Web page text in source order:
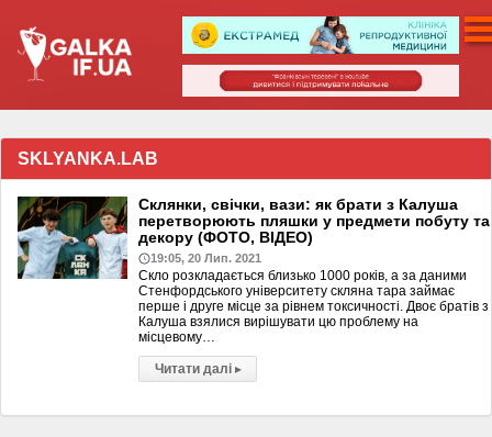
SKLYANKA.LAB
Склянки, свічки, вази: як брати з Калуша
перетворюють пляшки у предмети побуту та
декору (ФОТО, ВІДЕО)
19:05, 20 Лип. 2021
Скло розкладається близько 1000 років, а за даними
Стенфордського університету скляна тара займає
перше і друге місце за рівнем токсичності. Двоє братів з
Калуша взялися вирішувати цю проблему на
місцевому…
Читати далі ▸